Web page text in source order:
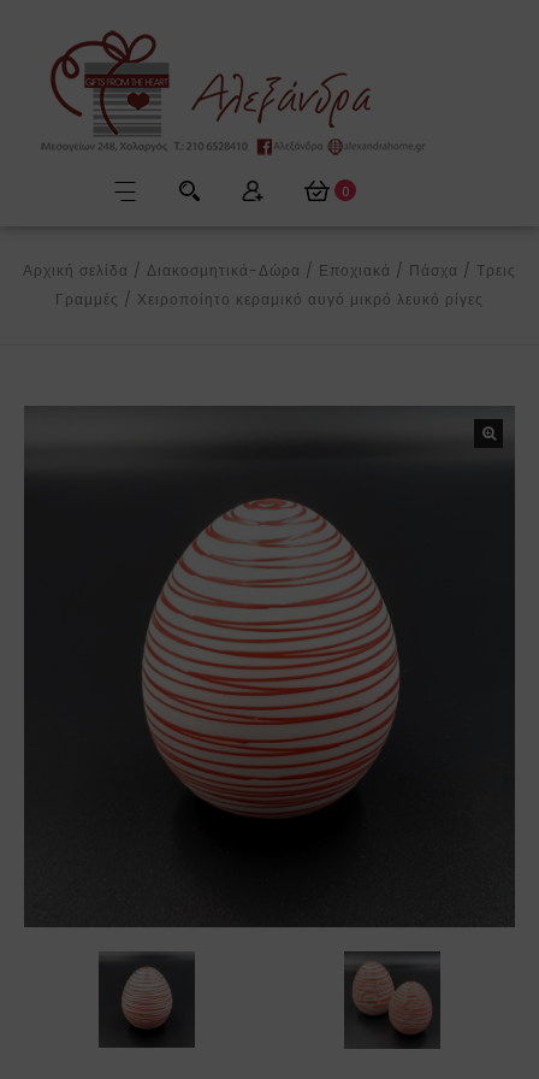
0
Αρχική σελίδα / Διακοσμητικά-Δώρα / Εποχιακά / Πάσχα / Τρεις
Γραμμές / Χειροποίητο κεραμικό αυγό μικρό λευκό ρίγες